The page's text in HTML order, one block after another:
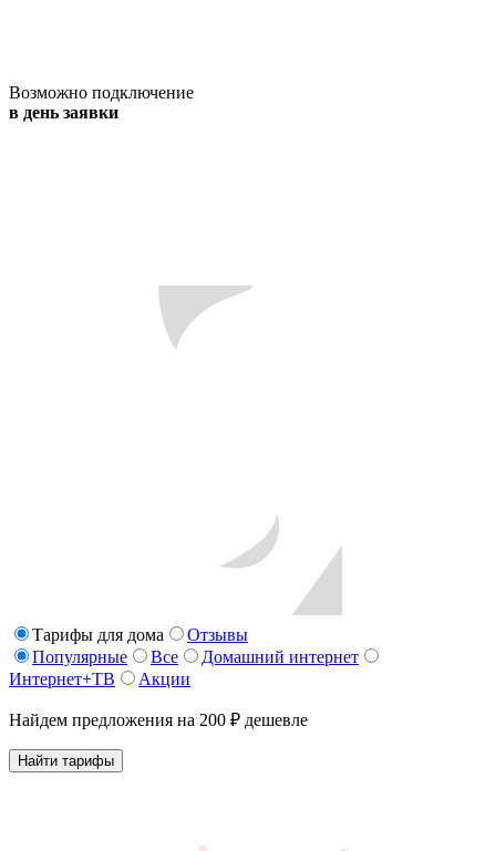
Возможно подключение
в день заявки
Тарифы для дома
Отзывы
Популярные
Все
Домашний интернет
Интернет+ТВ
Акции
Найдем предложения на 200 ₽ дешевле
Найти тарифы